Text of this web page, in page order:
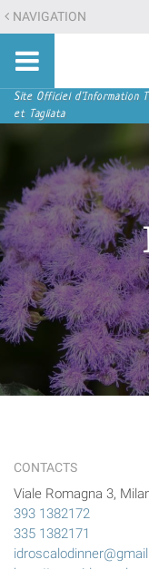
Aller
au
contenu.
Aller
à
navigation
NAVIGATION
Navigation
Site Officiel d'Information
et Tagliata
CONTACTS
Viale Romagna 3,
393 1382172
335 1382171
menu